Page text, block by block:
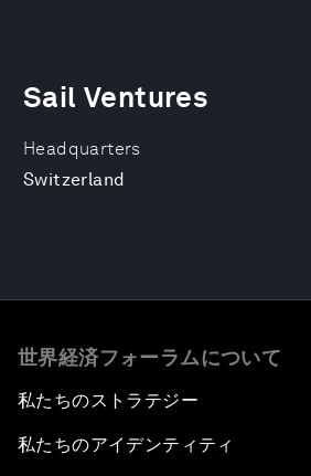
Headquarters
Switzerland
Sail Ventures
世界経済フォーラムについて
私たちのストラテジー
私たちのアイデンティティ